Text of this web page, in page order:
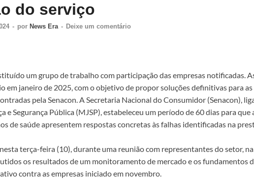
do serviço
- por News Era - Deixe um comentário
um grupo de trabalho com participação das empresas notificadas.
em janeiro de 2025, com o objetivo de propor soluções definitivas para as
pela Senacon. A Secretaria Nacional do Consumidor (Senacon),
e Segurança Pública (MJSP), estabeleceu um período de 60 dias para que
de saúde apresentem respostas concretas às falhas identificadas na
terça-feira (10), durante uma reunião com representantes do setor,
os resultados de um monitoramento de mercado e os fundamentos
contra as empresas iniciado em novembro.